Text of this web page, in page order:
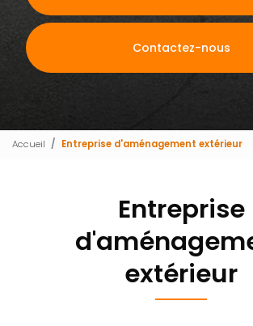
Contactez-nous
Accueil Entreprise d'aménagement extérieur
Entreprise
extérieur